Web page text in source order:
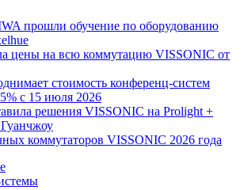
прошли обучение по оборудованию
цены на всю коммутацию VISSONIC от
стоимость конференц-систем
с 15 июля 2026
решения VISSONIC на Prolight +
коммутаторов VISSONIC 2026 года